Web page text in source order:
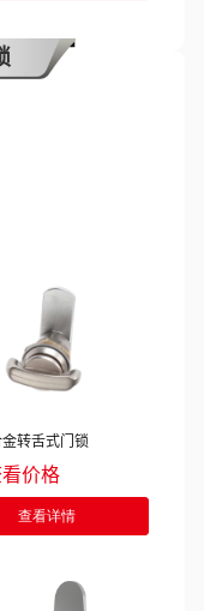
转舌式门锁
价格
查看详情